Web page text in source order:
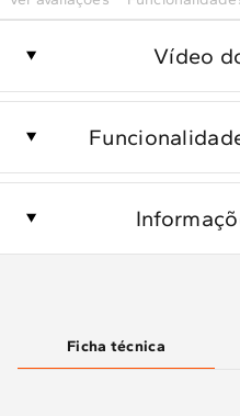
Vídeo
Ficha técnica